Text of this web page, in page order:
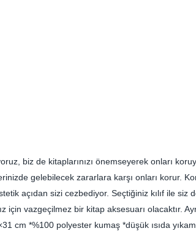
biz de kitaplarınızı önemseyerek onları
gelebilecek zararlara karşı onları korur.
açıdan sizi cezbediyor. Seçtiğiniz kılıf ile siz
için vazgeçilmez bir kitap aksesuarı olacaktır.
cm *%100 polyester kumaş *düşük ısıda